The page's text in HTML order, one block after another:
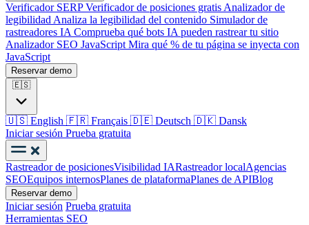
Verificador SERPVerificador de posiciones gratis Analizador de
legibilidad Analiza la legibilidad del contenido Simulador de
rastreadores IA Comprueba qué bots IA pueden rastrear tu sitio
Analizador SEO JavaScript Mira qué % de tu página se inyecta con
JavaScript
Reservar demo
🇪🇸
🇺🇸 English 🇫🇷 Français 🇩🇪 Deutsch 🇩🇰 Dansk
Iniciar sesión Prueba gratuita
Rastreador de posicionesVisibilidad IARastreador localAgencias
SEOEquipos internosPlanes de plataformaPlanes de APIBlog
Reservar demo
Iniciar sesión Prueba gratuita
Herramientas SEO